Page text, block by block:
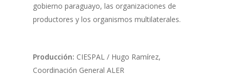
gobierno paraguayo, las organizaciones de
productores y los organismos multilaterales.
Producción: CIESPAL / Hugo Ramírez,
Coordinación General ALER